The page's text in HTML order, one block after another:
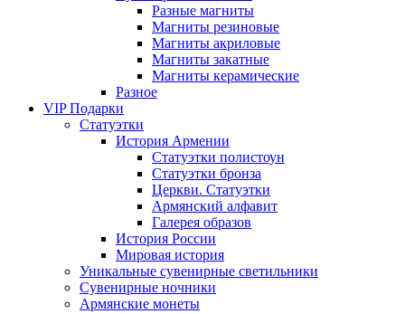
Разные магниты
Магниты резиновые
Магниты акриловые
Магниты закатные
Магниты керамические
Разное
VIP Подарки
Статуэтки
История Армении
Статуэтки полистоун
Статуэтки бронза
Церкви. Статуэтки
Армянский алфавит
Галерея образов
История России
Мировая история
Уникальные сувенирные светильники
Сувенирные ночники
Армянские монеты